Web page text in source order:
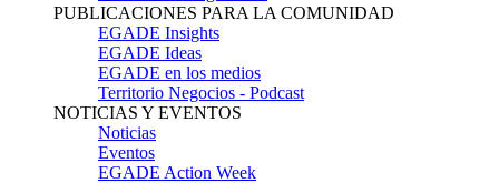
PUBLICACIONES PARA LA COMUNIDAD
EGADE Insights
EGADE Ideas
EGADE en los medios
Territorio Negocios - Podcast
NOTICIAS Y EVENTOS
Noticias
Eventos
EGADE Action Week